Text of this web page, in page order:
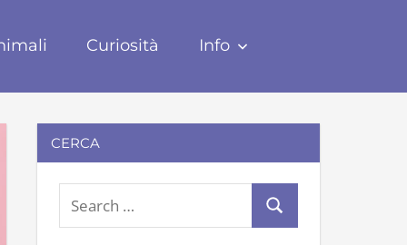
Curiosità Info
CERCA
e